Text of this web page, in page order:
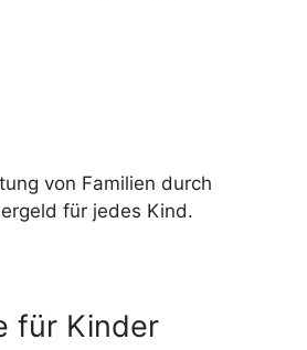
von Familien durch
für jedes Kind.
für Kinder